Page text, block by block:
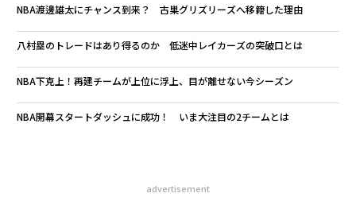
NBA渡邊雄太にチャンス到来？ 古巣グリズリーズへ移籍した理由
八村塁のトレードはあり得るのか 低迷中レイカーズの突破口とは
NBA下克上！再建チームが上位に浮上、目が離せない今シーズン
NBA開幕スタートダッシュに成功！ いま大注目の2チームとは
advertisement